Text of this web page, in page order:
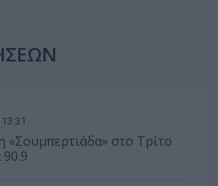
«Σουμπερτιάδα» στο Τρίτο